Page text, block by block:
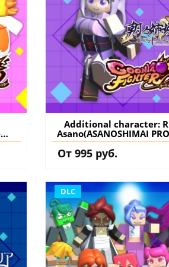
Additional character:
Asano(ASANOSHIMAI
Collab) -
JigglyHapticEdition PS5
(Турция) купить
От 995 руб.
DLC